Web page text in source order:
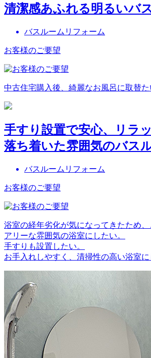
清潔感あふれる明るいバ
バスルームリフォーム
お客様のご要望
中古住宅購入後、綺麗なお風呂に取替た
手すり設置で安心、リラ
落ち着いた雰囲気のバス
バスルームリフォーム
お客様のご要望
浴室の経年劣化が気になってきたため、
アリーな雰囲気の浴室にしたい。
手すりも設置したい。
お手入れしやすく、清掃性の高い浴室に